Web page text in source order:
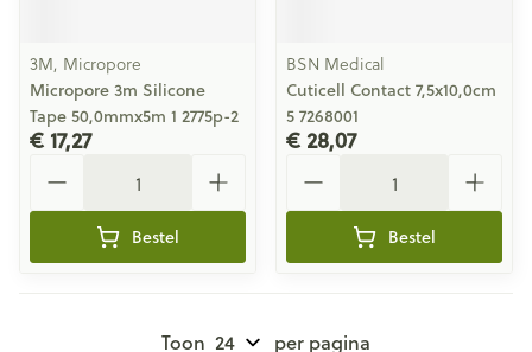
3M, Micropore
Micropore 3m Silicone
Tape 50,0mmx5m 1 2775p-2
€ 17,27
Bestel
BSN Medical
Cuticell Contact 7,5x10,0cm
5 7268001
€ 28,07
Bestel
Toon per pagina